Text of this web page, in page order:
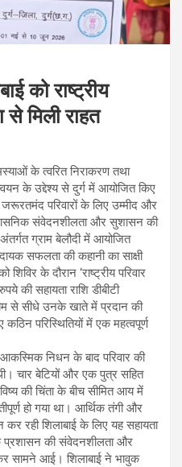
को राष्ट्रीय
से मिली राहत
के त्वरित निराकरण तथा
के उद्देश्य से दुर्ग में आयोजित किए
परिवारों के लिए उम्मीद और
संवेदनशीलता और सुशासन की
ग्राम बेलौदी में आयोजित
सफलता की कहानी का साक्षी
शिविर के दौरान ‘राष्ट्रीय परिवार
की सहायता राशि डीबीटी
से सीधे उनके खाते में प्रदान की
परिस्थितियों में एक महत्वपूर्ण
निधन के बाद परिवार की
चार बेटियों और एक पुत्र सहित
की चिंता के बीच सीमित आय में
हो गया था। आर्थिक तंगी और
कर रही शिलाबाई के लिए यह सहायता
प्रशासन की संवेदनशीलता और
सामने आई। शिलाबाई ने भावुक